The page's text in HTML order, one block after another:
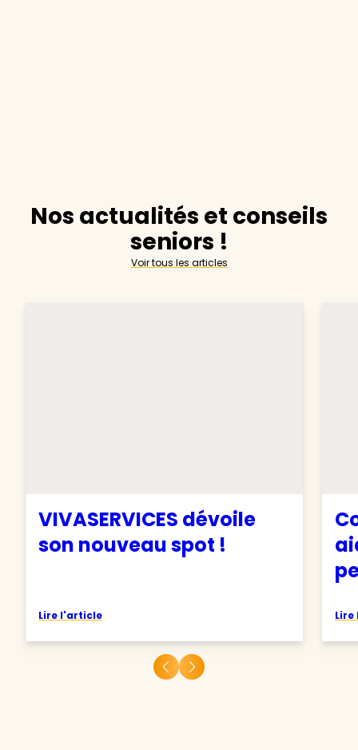
Nos actualités et conseils
seniors !
Voir tous les articles
VIVASERVICES dévoile
son nouveau spot !
Lire l'article